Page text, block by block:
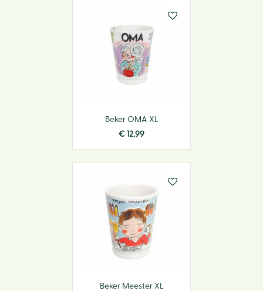
Beker OMA XL
€ 12,99
Beker Meester XL